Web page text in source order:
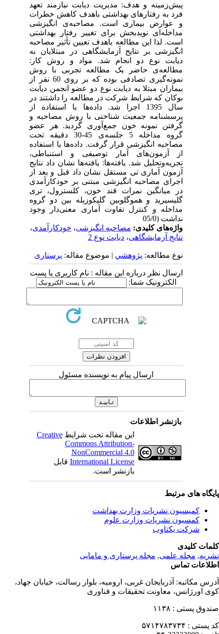
پیش‌زمینه و هدف: مدیریت دیابت نیازمند تعهد
فرد به رفتارهای بهداشتی باهدف کاهش خطرات
و عوارض بیماری است. مصاحبه‌ی انگیزشی
مداخله‌ای نویدبخش برای تغییر رفتار بهداشتی
است. لذا این مطالعه باهدف تعیین تأثیر مصاحبه
انگیزشی بر نتایج آزمایشگاهی در مبتلایان به
دیابت نوع دو انجام شد. مواد و روش کار:
مطالعه‌ی حاضر یک مطالعه تجربی با روش
نمونه‌گیری تصادفی بوده که بر روی 60 نفر از
بیماران مبتلا به دیابت نوع دو عضو انجمن دیابت
بوکان که شرایط شرکت در مطالعه را داشتند در
سال 1395 اجرا شد. داده‌ها با استفاده از
پرسشنامه جمعیت شناختی با روش مصاحبه و
گرفتن نمونه خون جمع‌آوری گردید. هر عضو
گروه مداخله 5 جلسه‌ی 45-30 دقیقه تحت
مصاحبه انگیزشی قرار گرفت. داده‌ها با استفاده
از آزمون‌های آمار توصیفی و استنباطی،
تجزیه‌و‌تحلیل شد. یافته‌ها: یافته‌ها نشان داد نتایج
آزمون آماری تی مستقل نشان داد قبل و بعد از
اجرای مصاحبه انگیزشی مبتنی بر خودکارآمدی
در میانگین نمرات قند خون، کلسترول، تری
گلیسیرید و هموگلوبین گلیکوزیله بین دو گروه
مداخله و کنترل تفاوت آماری معنی‌دار وجود
نداشت (05/0
واژه‌های کلیدی:مصاحبه انگیزشی،خودکارآمدی،
نتایج آزمایشگاهی،دیابت نوع 2
نوع مطالعه:پژوهشي| موضوع مقاله:پرستاری
ارسال نظر درباره این مقاله : نام کاربری یا پست
الکترونیک شما:
ارسال پیام به نویسنده مسئول
بازنشر اطلاعات
این مقاله تحت شرایطCreative
Commons Attribution-
NonCommercial 4.0
International Licenseقابل
بازنشر است.
های مرتبط
کمیسیون نشریات وزارت بهداشت
کمسیون نشریات وزارت علوم
شرکت یکتاوب
کلیدی
,مجله علمی, مجله پرستاری و مامایی
تماس
مکاتبه:آذربایجان غربی، ارومیه، بلوار رسالت، خیابان جهاد،
اورژانس، معاونت تحقیقات و فناوری
پستی : ۱۱۳۸
پستی : ۵۷۱۴۷۸۳۷۳۴